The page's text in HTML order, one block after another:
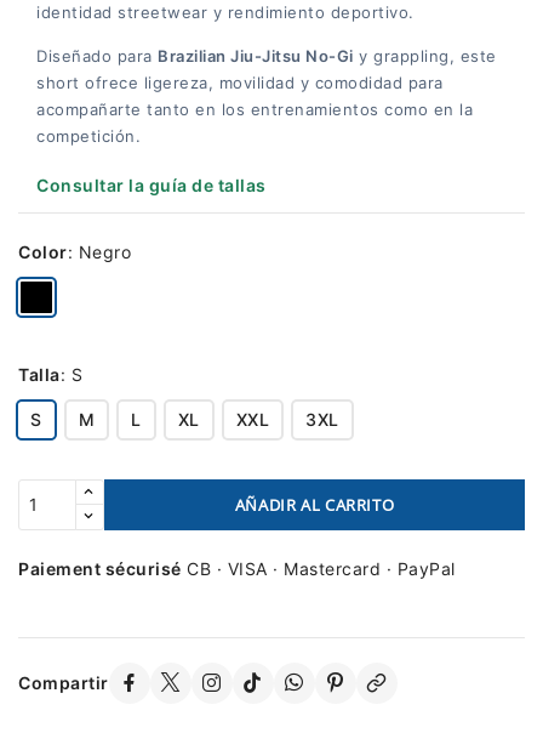
identidad streetwear y rendimiento deportivo.
Diseñado para Brazilian Jiu-Jitsu No-Gi y grappling, este
short ofrece ligereza, movilidad y comodidad para
acompañarte tanto en los entrenamientos como en la
competición.
Consultar la guía de tallas
Color: Negro
Talla: S
S M L XL XXL 3XL
AÑADIR AL CARRITO
Paiement sécurisé CB · VISA · Mastercard · PayPal
Compartir